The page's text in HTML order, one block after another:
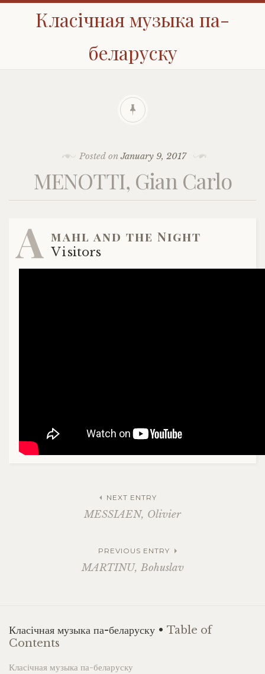
Класічная музыка па-
беларуску
Posted onJanuary 9, 2017
MENOTTI, Gian Carlo
A mahl and the Night
Visitors
NEXT ENTRY
MESSIAEN, Olivier
PREVIOUS ENTRY
MARTINU, Bohuslav
Класічная музыка па-беларуску • Table of
Contents
Класічная музыка па-беларуску